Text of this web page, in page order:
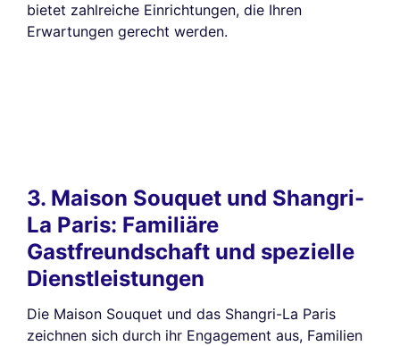
bietet zahlreiche Einrichtungen, die Ihren
Erwartungen gerecht werden.
3. Maison Souquet und Shangri-
La Paris: Familiäre
Gastfreundschaft und spezielle
Dienstleistungen
Die Maison Souquet und das Shangri-La Paris
zeichnen sich durch ihr Engagement aus, Familien